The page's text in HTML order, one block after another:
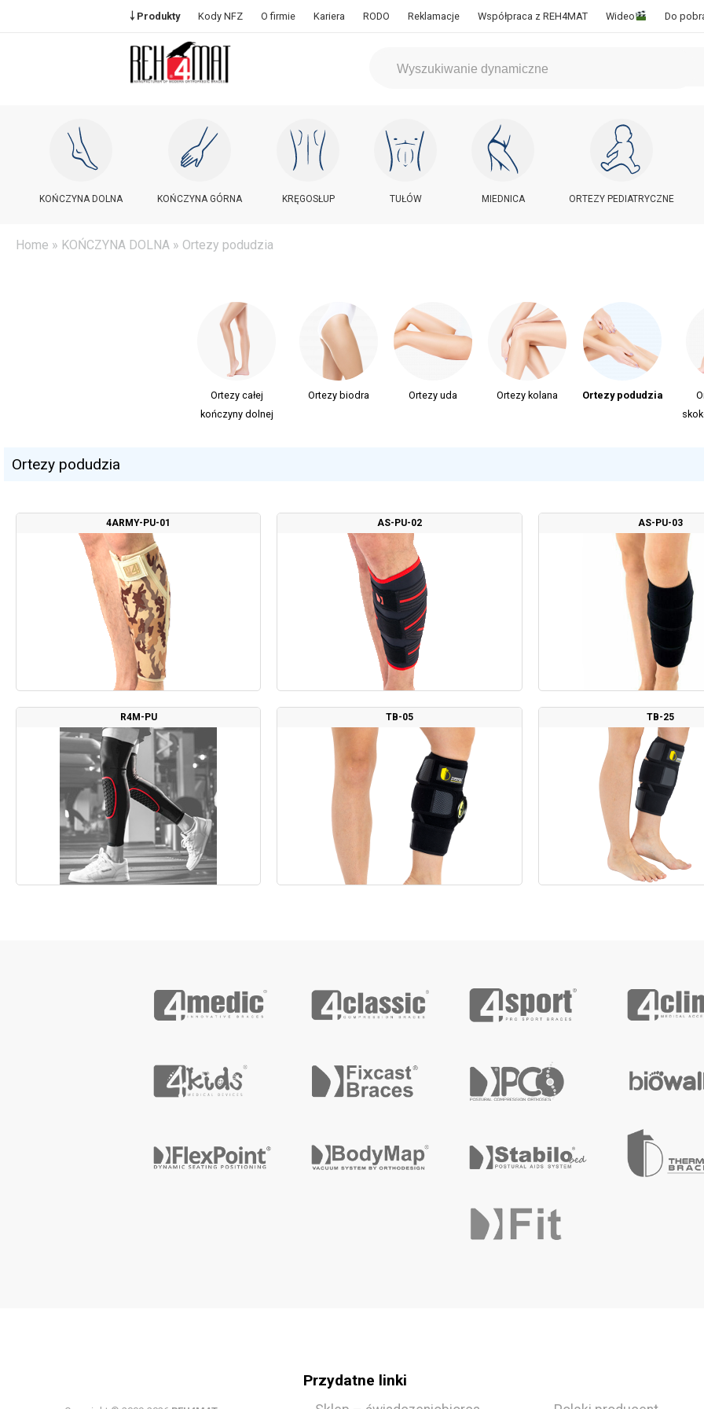
￬ Produkty Kody NFZ O firmie Kariera RODO Reklamacje Współpraca z REH4MAT Wideo Do
KOŃCZYNA DOLNA KOŃCZYNA GÓRNA KRĘGOSŁUP TUŁÓW MIEDNICA ORTEZY PEDIATRYCZNE
Home » KOŃCZYNA DOLNA » Ortezy podudzia
Ortezy całej
kończyny dolnej
Ortezy biodra Ortezy uda Ortezy kolana Ortezy podudzia
Ortezy podudzia
4ARMY-PU-01 AS-PU-02 AS-PU-03
R4M-PU TB-05 TB-25
Przydatne linki